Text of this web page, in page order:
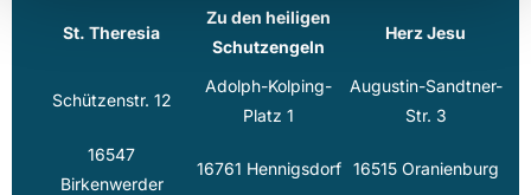
St. Theresia
Zu den heiligen
Schutzengeln
Herz Jesu
Schützenstr. 12
Adolph-Kolping-
Platz 1
Augustin-Sandtner-
Str. 3
16547
Birkenwerder
16761 Hennigsdorf 16515 Oranienburg